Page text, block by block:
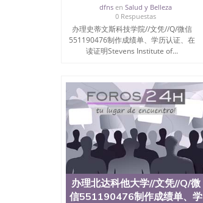
dfns enSalud y Belleza
0 Respuestas
办理史蒂文斯科技学院//文凭//Q/微信
551190476制作成绩单、学历认证、在
读证明Stevens Institute of...
办理北达科他大学//文凭//Q/微
信551190476制作成绩单、学